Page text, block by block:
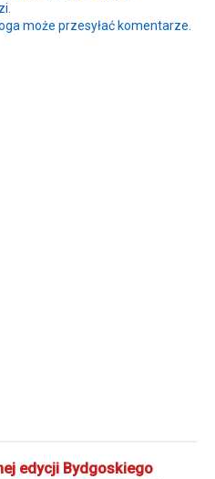
może przesyłać komentarze.
edycji Bydgoskiego